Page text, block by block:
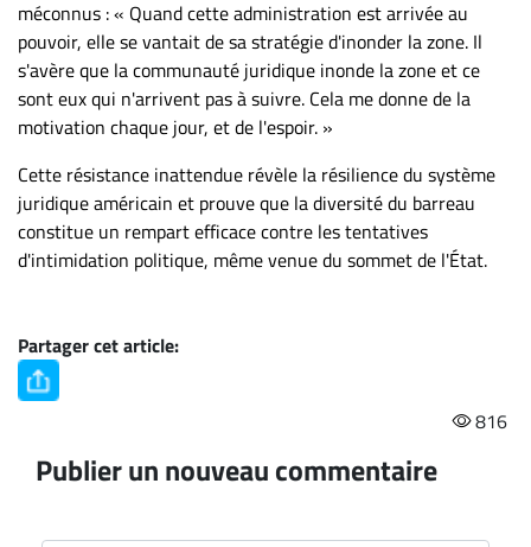
méconnus : « Quand cette administration est arrivée au
pouvoir, elle se vantait de sa stratégie d'inonder la zone. Il
s'avère que la communauté juridique inonde la zone et ce
sont eux qui n'arrivent pas à suivre. Cela me donne de la
motivation chaque jour, et de l'espoir. »
Cette résistance inattendue révèle la résilience du système
juridique américain et prouve que la diversité du barreau
constitue un rempart efficace contre les tentatives
d'intimidation politique, même venue du sommet de l'État.
Partager cet article:
816
Publier un nouveau commentaire